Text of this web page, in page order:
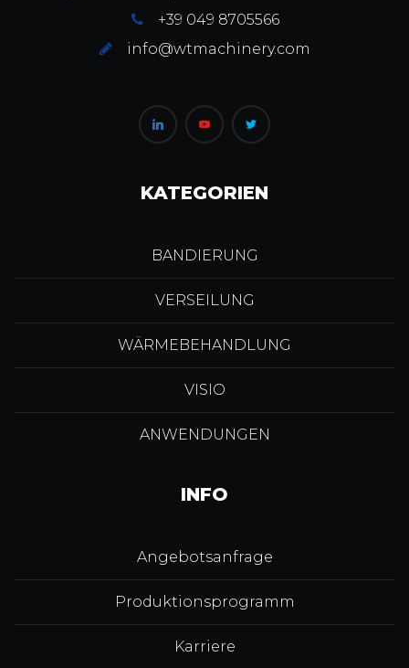
+39 049 8705566
info@wtmachinery.com
KATEGORIEN
BANDIERUNG
VERSEILUNG
WÄRMEBEHANDLUNG
VISIO
ANWENDUNGEN
INFO
Angebotsanfrage
Produktionsprogramm
Karriere